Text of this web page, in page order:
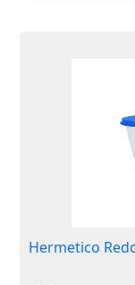
Hermetico